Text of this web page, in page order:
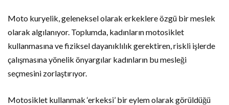
Moto kuryelik, geleneksel olarak erkeklere özgü bir meslek
olarak algılanıyor. Toplumda, kadınların motosiklet
kullanmasına ve fiziksel dayanıklılık gerektiren, riskli işlerde
çalışmasına yönelik önyargılar kadınların bu mesleği
seçmesini zorlaştırıyor.
Motosiklet kullanmak ‘erkeksi’ bir eylem olarak görüldüğü